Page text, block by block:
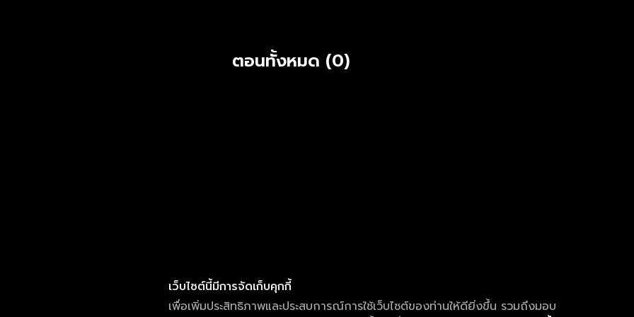
ตอนทั้งหมด (0)
เว็บไซต์นี้มีการจัดเก็บคุกกี้
เพื่อเพิ่มประสิทธิภาพและประสบการณ์การใช้เว็บไซต์ของท่านให้ดียิ่งขึ้น รวมถึงมอบ